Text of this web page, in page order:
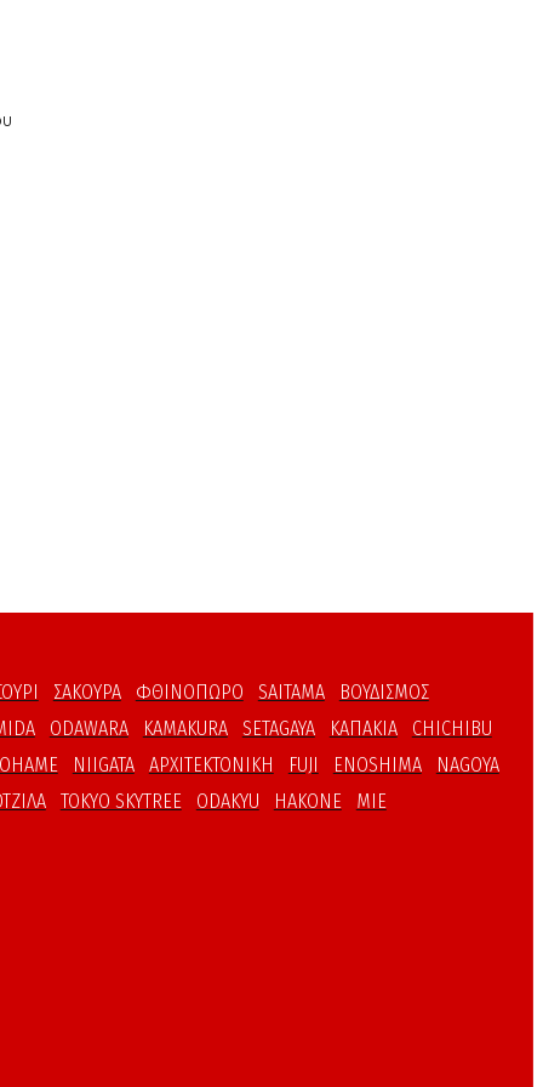
ΣΑΚΟΥΡΑ ΦΘΙΝΟΠΩΡΟ SAITAMA
ΒΟΥΔΙΣΜΟΣ
ODAWARA KAMAKURA SETAGAYA ΚΑΠΑΚΙΑ
CHICHIBU
NIIGATA ΑΡΧΙΤΕΚΤΟΝΙΚΗ FUJI ENOSHIMA
NAGOYA
TOKYO SKYTREE ODAKYU HAKONE MIE